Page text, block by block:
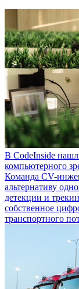
В CodeInside
компьютерного
Команда CV-
альтернативу
детекции и
собственное
транспортного